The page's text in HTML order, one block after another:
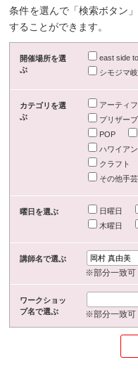
条件を選んで「検索ボタン
することができます。
開催場所を選
ぶ
east side
シモジマ
カテゴリを選
ぶ
アーティ
プリザー
POP
ハワイア
クラフト
その他手
曜日を選ぶ 日曜日
木曜日
講師名で選ぶ
※部分一致可
ワークショッ
プ名で選ぶ
※部分一致可